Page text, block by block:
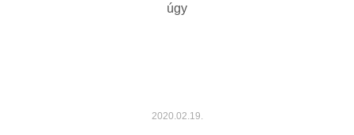
úgy
2020.02.19.